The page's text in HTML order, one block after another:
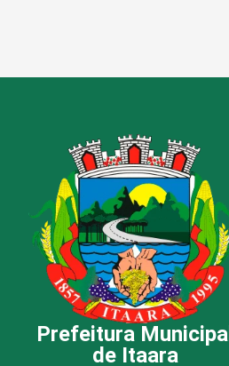
Prefeitura Municipal
de Itaara